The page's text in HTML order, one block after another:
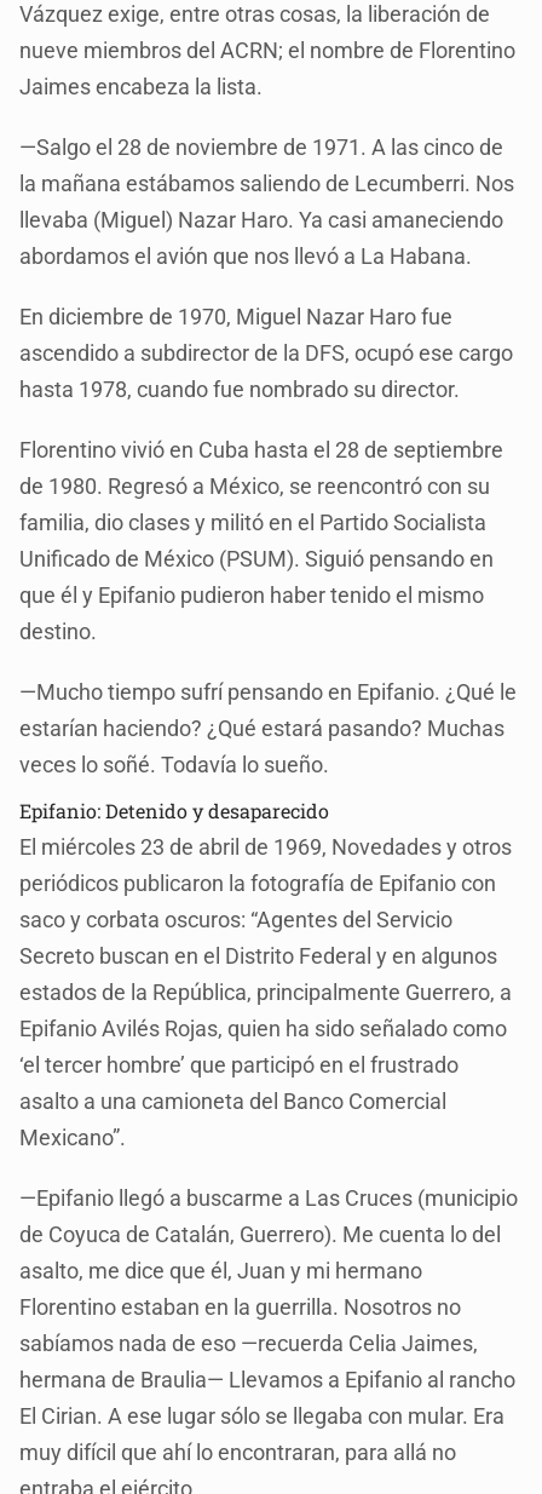
Vázquez exige, entre otras cosas, la liberación de
nueve miembros del ACRN; el nombre de Florentino
Jaimes encabeza la lista.
—Salgo el 28 de noviembre de 1971. A las cinco de
la mañana estábamos saliendo de Lecumberri. Nos
llevaba (Miguel) Nazar Haro. Ya casi amaneciendo
abordamos el avión que nos llevó a La Habana.
En diciembre de 1970, Miguel Nazar Haro fue
ascendido a subdirector de la DFS, ocupó ese cargo
hasta 1978, cuando fue nombrado su director.
Florentino vivió en Cuba hasta el 28 de septiembre
de 1980. Regresó a México, se reencontró con su
familia, dio clases y militó en el Partido Socialista
Unificado de México (PSUM). Siguió pensando en
que él y Epifanio pudieron haber tenido el mismo
destino.
—Mucho tiempo sufrí pensando en Epifanio. ¿Qué le
estarían haciendo? ¿Qué estará pasando? Muchas
veces lo soñé. Todavía lo sueño.
Epifanio: Detenido y desaparecido
El miércoles 23 de abril de 1969, Novedades y otros
periódicos publicaron la fotografía de Epifanio con
saco y corbata oscuros: “Agentes del Servicio
Secreto buscan en el Distrito Federal y en algunos
estados de la República, principalmente Guerrero, a
Epifanio Avilés Rojas, quien ha sido señalado como
‘el tercer hombre’ que participó en el frustrado
asalto a una camioneta del Banco Comercial
Mexicano”.
—Epifanio llegó a buscarme a Las Cruces (municipio
de Coyuca de Catalán, Guerrero). Me cuenta lo del
asalto, me dice que él, Juan y mi hermano
Florentino estaban en la guerrilla. Nosotros no
sabíamos nada de eso —recuerda Celia Jaimes,
hermana de Braulia— Llevamos a Epifanio al rancho
El Cirian. A ese lugar sólo se llegaba con mular. Era
muy difícil que ahí lo encontraran, para allá no
entraba el ejército.